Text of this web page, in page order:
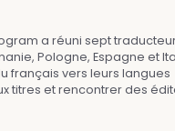
a réuni sept
Pologne, Espagne et
français vers leurs langues
titres et rencontrer des